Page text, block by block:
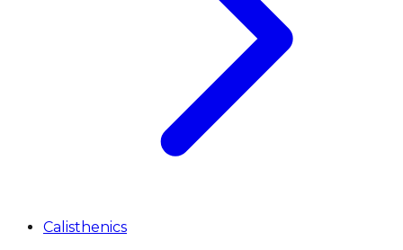
Calisthenics